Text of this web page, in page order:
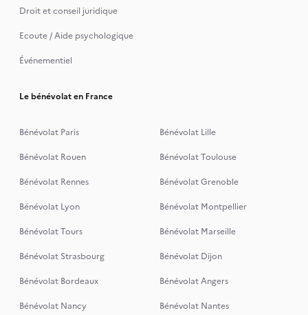
Droit et conseil juridique
Ecoute / Aide psychologique
Événementiel
Le bénévolat en France
Bénévolat Paris
Bénévolat Lille
Bénévolat Rouen
Bénévolat Toulouse
Bénévolat Rennes
Bénévolat Grenoble
Bénévolat Lyon
Bénévolat Montpellier
Bénévolat Tours
Bénévolat Marseille
Bénévolat Strasbourg
Bénévolat Dijon
Bénévolat Bordeaux
Bénévolat Angers
Bénévolat Nancy
Bénévolat Nantes